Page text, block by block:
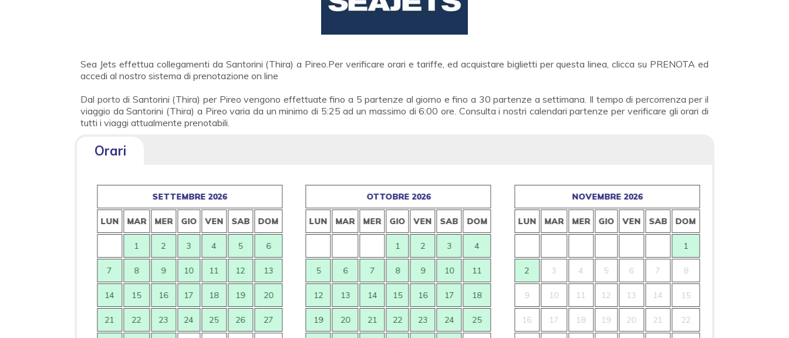
Sea Jets effettua collegamenti da Santorini (Thira) a Pireo.Per verificare orari e tariffe, ed acquistare biglietti per questa linea, clicca su PRENOTA ed
accedi al nostro sistema di prenotazione on line
Dal porto di Santorini (Thira) per Pireo vengono effettuate fino a 5 partenze al giorno e fino a 30 partenze a settimana. Il tempo di percorrenza per il
viaggio da Santorini (Thira) a Pireo varia da un minimo di 5:25 ad un massimo di 6:00 ore. Consulta i nostri calendari partenze per verificare gli orari di
tutti i viaggi attualmente prenotabili.
Orari
SETTEMBRE 2026
LUN MAR MER GIO VEN SAB DOM
1 2 3 4 5 6
7 8 9 10 11 12 13
14 15 16 17 18 19 20
21 22 23 24 25 26 27
OTTOBRE 2026
LUN MAR MER GIO VEN SAB DOM
1 2 3 4
5 6 7 8 9 10 11
12 13 14 15 16 17 18
19 20 21 22 23 24 25
NOVEMBRE 2026
LUN MAR MER GIO VEN SAB DOM
1
2 3 4 5 6 7 8
9 10 11 12 13 14 15
16 17 18 19 20 21 22